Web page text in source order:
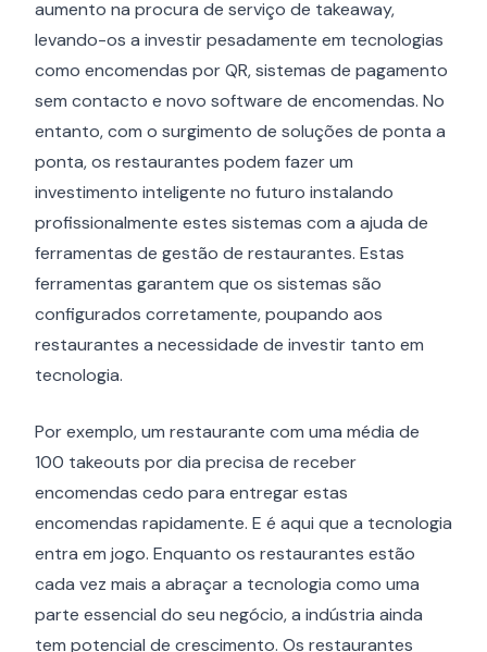
aumento na procura de serviço de takeaway,
levando-os a investir pesadamente em tecnologias
como encomendas por QR, sistemas de pagamento
sem contacto e novo software de encomendas. No
entanto, com o surgimento de soluções de ponta a
ponta, os restaurantes podem fazer um
investimento inteligente no futuro instalando
profissionalmente estes sistemas com a ajuda de
ferramentas de gestão de restaurantes. Estas
ferramentas garantem que os sistemas são
configurados corretamente, poupando aos
restaurantes a necessidade de investir tanto em
tecnologia.
Por exemplo, um restaurante com uma média de
100 takeouts por dia precisa de receber
encomendas cedo para entregar estas
encomendas rapidamente. E é aqui que a tecnologia
entra em jogo. Enquanto os restaurantes estão
cada vez mais a abraçar a tecnologia como uma
parte essencial do seu negócio, a indústria ainda
tem potencial de crescimento. Os restaurantes